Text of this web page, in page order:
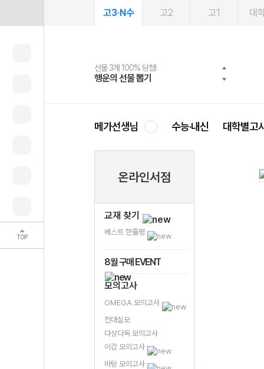
TOP
고3·N수 고2 고1 대
선물 3개 100% 당첨!
행운의 선물 뽑기
선물 100% 증정!
메가스터디 X 올리브
여름방학 스터디 캐시백
메가런 썸머스쿨
2027 러셀 단과
강사 공개선발
스마트러닝앱
설문 EVENT
메가패스
3일 무료 체험권
메가패스 수강생 무료혜택!
메가클럽 멤버십
사회공헌 캠페인
희망이룸 메가나눔
메가선생님 수능·내신 대학별고
온라인서점
교재 찾기
베스트 한줄평
8월 구매 EVENT
모의고사
OMEGA 모의고사
전대실모
다상다독 모의고사
이감 모의고사
바탕 모의고사